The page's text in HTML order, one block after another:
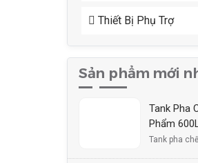
Thiết Bị Phụ Trợ
Sản phẩm mới
Tank Pha
Phẩm
Tank pha chế